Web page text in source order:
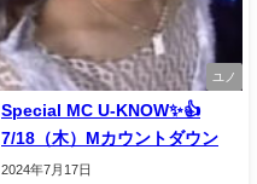
ユノ
Special MC U-KNOW✨👍
7/18（木）Mカウントダウン
2024年7月17日